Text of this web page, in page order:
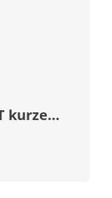
kurze